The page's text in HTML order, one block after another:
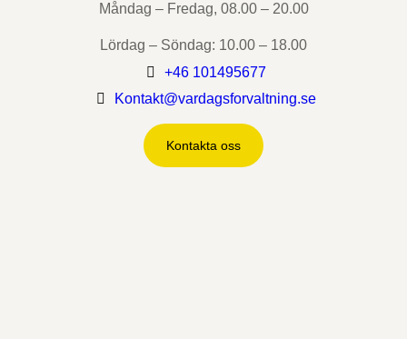
Måndag – Fredag, 08.00 – 20.00
Lördag – Söndag: 10.00 – 18.00
+46 101495677
Kontakt@vardagsforvaltning.se
Kontakta oss